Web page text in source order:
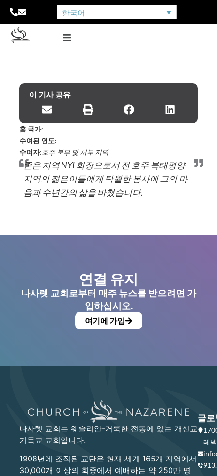
한국어
이 기사 공유
홈 국가:
수여된 연도:
수여자: 호주 북부 및 서부 지역
존은 지역 NYI 회장으로서 전 호주 북태평양
지역의 젊은이들에게 탁월한 봉사에 그의 마
음과 수년간의 삶을 바쳤습니다.
연결 유지
나사렛 교회로부터 매주 뉴스를 받으려면 가
입하십시오.
여기에 가입
나사렛 교회는 웨슬리안-거룩한 전통에 있는 개신교
기독교 교회입니다.
1908년에 조직된 교단은 현재 세계 165개 지역에서
30,000개 이상의 회중에서 예배하는 약 250만 명
글로
레